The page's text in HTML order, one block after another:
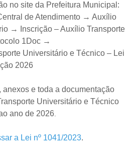
no site da Prefeitura Municipal:
de Atendimento → Auxílio
→ Inscrição – Auxílio Transporte
1Doc →
Universitário e Técnico – Lei
2026
e toda a documentação
Universitário e Técnico
ano de 2026
a Lei nº 1041/2023.